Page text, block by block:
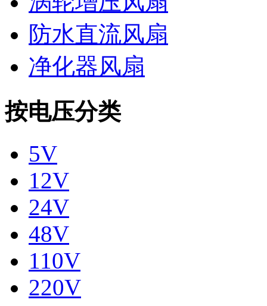
防水直流风扇
净化器风扇
按电压分类
5V
12V
24V
48V
110V
220V